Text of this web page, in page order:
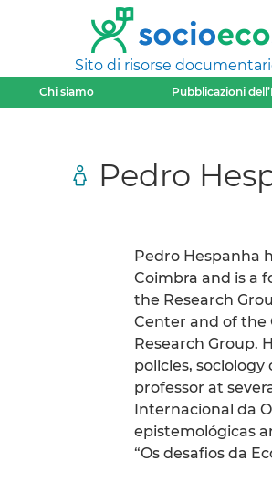
Sito di risorse
Chi siamo Pubblicazioni
Pedro
Pedro Hespanha
Coimbra and is a
the Research
Center and of the
Research Group.
policies,
professor at
Internacional da
epistemológicas
“Os desafios da